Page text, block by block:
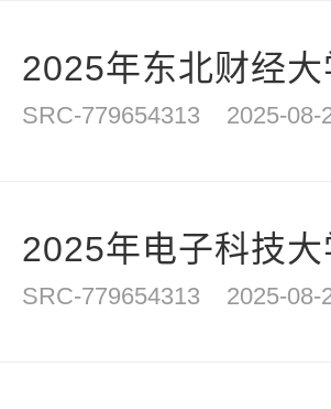
2025年东北财经
SRC-779654313 2025-08-
2025年电子科技
SRC-779654313 2025-08-